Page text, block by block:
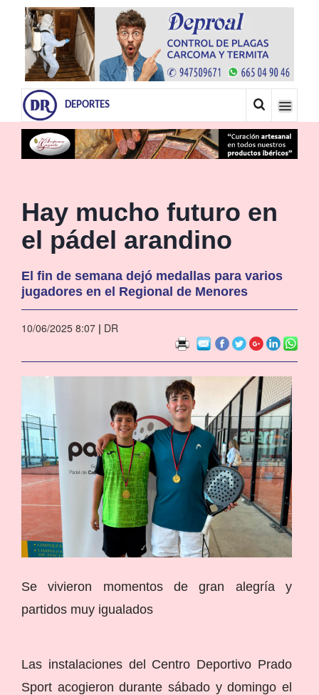
DEPORTES
Hay mucho futuro en
el pádel arandino
El fin de semana dejó medallas para varios
jugadores en el Regional de Menores
10/06/2025 8:07 | DR
Se vivieron momentos de gran alegría y
partidos muy igualados
Las instalaciones del Centro Deportivo Prado
Sport acogieron durante sábado y domingo el